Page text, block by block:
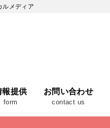
ルメディア
報提供
form
お問い合わせ
contact us